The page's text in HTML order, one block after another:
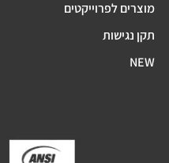
מוצרים לפרוייקטים
תקן נגישות
NEW